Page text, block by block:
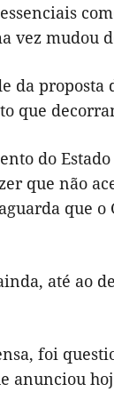
vez
da
que
do
que não
que
até ao
foi
anunciou